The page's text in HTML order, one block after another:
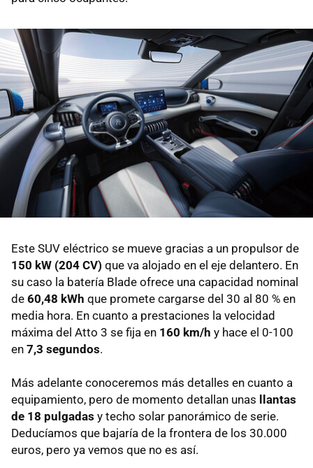
Este SUV eléctrico se mueve gracias a un propulsor de
150 kW (204 CV) que va alojado en el eje delantero. En
su caso la batería Blade ofrece una capacidad nominal
de 60,48 kWh que promete cargarse del 30 al 80 % en
media hora. En cuanto a prestaciones la velocidad
máxima del Atto 3 se fija en 160 km/h y hace el 0-100
en 7,3 segundos.
Más adelante conoceremos más detalles en cuanto a
equipamiento, pero de momento detallan unas llantas
de 18 pulgadas y techo solar panorámico de serie.
Deducíamos que bajaría de la frontera de los 30.000
euros, pero ya vemos que no es así.